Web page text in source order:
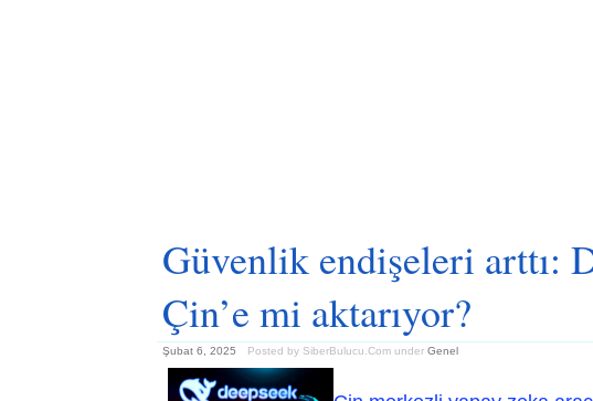
Güvenlik endişeleri arttı:
Çin’e mi aktarıyor?
Şubat 6, 2025 Posted by SiberBulucu.Com under Genel